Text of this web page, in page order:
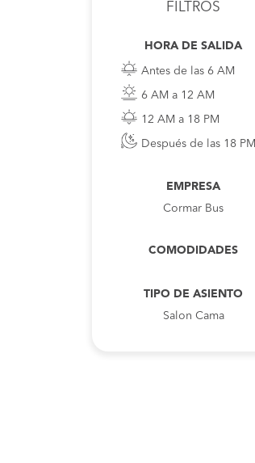
FILTROS
HORA DE SALIDA
Antes de las 6 AM
6 AM a 12 AM
12 AM a 18 PM
Después de las 18 PM
EMPRESA
Cormar Bus
COMODIDADES
TIPO DE ASIENTO
Salon Cama